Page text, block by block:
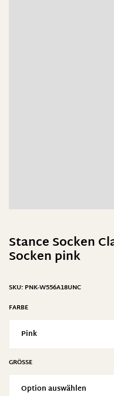
Stance Socken
Socken pink
SKU: PNK-W556A18UNC
FARBE
GRÖSSE